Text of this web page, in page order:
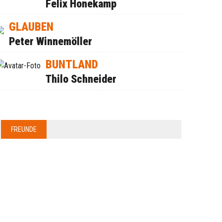
Felix Honekamp
GLAUBEN
Peter Winnemöller
BUNTLAND
Thilo Schneider
FREUNDE